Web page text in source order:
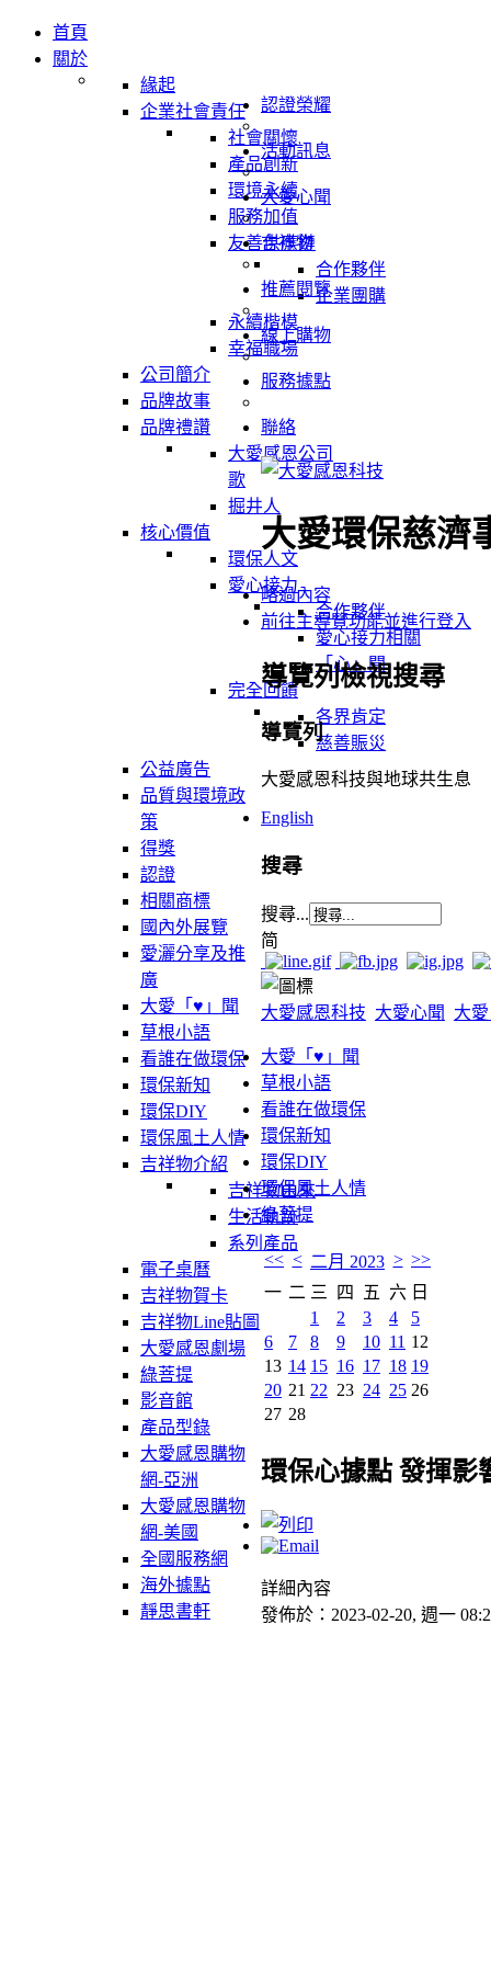
首頁
關於
緣起
企業社會責任
社會關懷
產品創新
環境永續
服務加值
友善供應鏈
合作夥伴
企業團購
永續楷模
幸福職場
公司簡介
品牌故事
品牌禮讚
大愛感恩公司
歌
掘井人
核心價值
環保人文
愛心接力
合作夥伴
愛心接力相關
「心」聞
完全回饋
各界肯定
慈善賑災
公益廣告
品質與環境政
策
認證榮耀
得獎
認證
相關商標
活動訊息
國內外展覽
愛灑分享及推
廣
大愛心聞
大愛「♥」聞
草根小語
看誰在做環保
環保新知
環保DIY
環保風土人情
吉祥物
吉祥物介紹
吉祥物由來
生活軌跡
系列產品
電子桌曆
吉祥物賀卡
吉祥物Line貼圖
大愛感恩劇場
推薦閱覽
綠菩提
影音館
產品型錄
線上購物
大愛感恩購物
網-亞洲
大愛感恩購物
網-美國
服務據點
全國服務網
海外據點
靜思書軒
聯絡
大愛環保慈濟
略過內容
前往主導覽功能並進行登入
導覽列檢視搜尋
導覽列
大愛感恩科技與地球共生息
English
搜尋
搜尋...
简
大愛感恩科技 大愛心聞 大
大愛「♥」聞
草根小語
看誰在做環保
環保新知
環保DIY
環保風土人情
綠菩提
<< < 二月 2023 > >>
一 二 三 四 五 六 日
1
2 3 4
5
6
7 8 9 10 11 12
13 14 15 16 17 18 19
20 21 22 23 24 25 26
27 28
環保心據點 發揮影
詳細內容
發佈於：2023-02-20, 週一